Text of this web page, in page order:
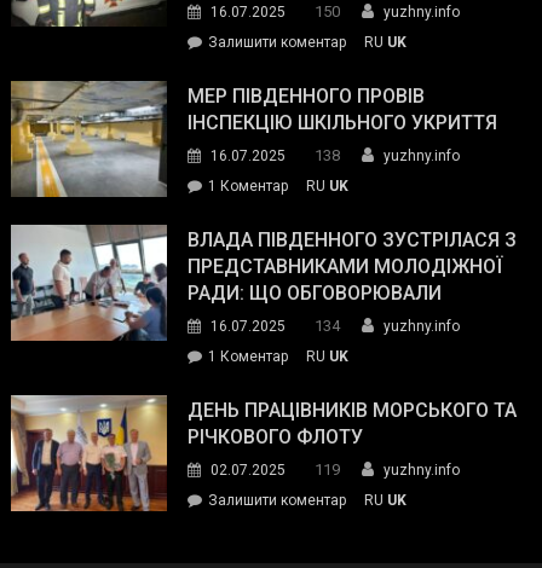
силових
та
органів:
«Наш
спільний
окупанти.
Маємо
діяти
команда
16.07.2025 150
yuzhny.info
Залишити коментарon
ДСНС
власноруч
пожежу
у
RU UK
МЕР ПІВДЕННОГО ПРОВІВ
ІНСПЕКЦІЮ ШКІЛЬНОГО УКРИТТЯ
16.07.2025 138
yuzhny.info
1 Коментардо
Південного
провів
інспекцію
укриття
RU UK
ВЛАДА ПІВДЕННОГО ЗУСТРІЛАСЯ З
ПРЕДСТАВНИКАМИ МОЛОДІЖНОЇ
РАДИ: ЩО ОБГОВОРЮВАЛИ
16.07.2025 134
yuzhny.info
1 Коментардо
Південного
зустрілася
представниками
молодіжної
RU UK
ДЕНЬ ПРАЦІВНИКІВ МОРСЬКОГО ТА
РІЧКОВОГО ФЛОТУ
02.07.2025 119
yuzhny.info
Залишити коментарon
RU UK